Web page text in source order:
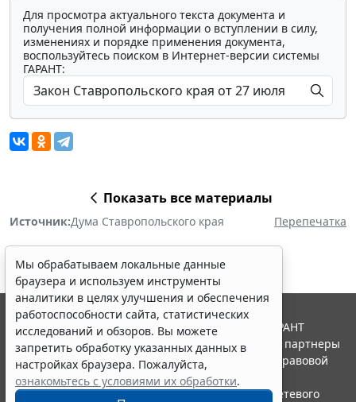
Для просмотра актуального текста документа и
получения полной информации о вступлении в силу,
изменениях и порядке применения документа,
воспользуйтесь поиском в Интернет-версии системы
ГАРАНТ:
Показать все материалы
Источник:Дума Ставропольского края Перепечатка
Мы обрабатываем локальные данные
браузера и используем инструменты
аналитики в целях улучшения и обеспечения
работоспособности сайта, статистических
исследований и обзоров. Вы можете
запретить обработку указанных данных в
настройках браузера. Пожалуйста,
ознакомьтесь с условиями их обработки.
© ООО "НПП "ГАРАНТ-СЕРВИС", 2026. Система ГАРАНТ
выпускается с 1990 года. Компания "Гарант" и ее партнеры
являются участниками Российской ассоциации правовой
информации ГАРАНТ.
Портал ГАРАНТ.РУ зарегистрирован в качестве сетевого